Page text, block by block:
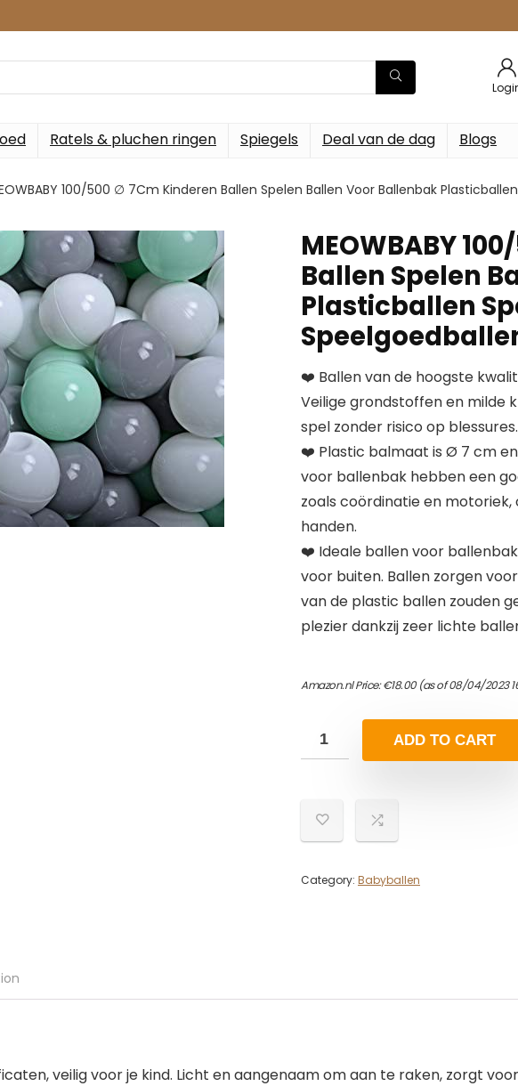
Ratels & pluchen ringen Spiegels Deal van de dag Blogs
100/500 ∅ 7Cm Kinderen Ballen Spelen Ballen Voor Ballenbak
MEOWBABY
Ballen Spelen
Plasticballen
❤️ Ballen van de hoogste
Veilige grondstoffen en milde
spel zonder risico op blessures.
❤️ Plastic balmaat is Ø 7 cm
voor ballenbak hebben een
zoals coördinatie en
handen.
❤️ Ideale ballen voor
voor buiten. Ballen zorgen
van de plastic ballen zouden
plezier dankzij zeer lichte
Amazon.nl Price:€18.00(as of 08/04/2023
ADD TO CART
Category: Babyballen
veilig voor je kind. Licht en aangenaam om aan te raken, zorgt